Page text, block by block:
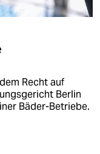
Recht auf
Berlin
Bäder-Betriebe.